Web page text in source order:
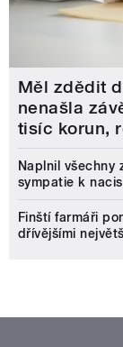
Měl zdědit
nenašla
tisíc korun,
Naplnil všechny
sympatie k
Finští farmáři
dřívějšími